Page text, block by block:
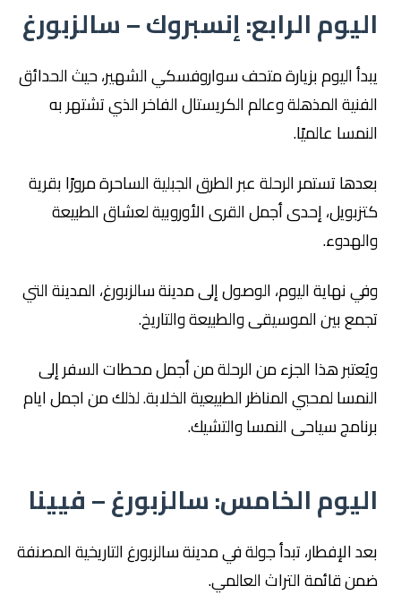
اليوم الرابع: إنسبروك – سالزبورغ
يبدأ اليوم بزيارة متحف سواروفسكي الشهير، حيث الحدائق
الفنية المذهلة وعالم الكريستال الفاخر الذي تشتهر به
النمسا عالميًا.
بعدها تستمر الرحلة عبر الطرق الجبلية الساحرة مرورًا بقرية
كتزبويل، إحدى أجمل القرى الأوروبية لعشاق الطبيعة
والهدوء.
وفي نهاية اليوم، الوصول إلى مدينة سالزبورغ، المدينة التي
تجمع بين الموسيقى والطبيعة والتاريخ.
ويُعتبر هذا الجزء من الرحلة من أجمل محطات السفر إلى
النمسا لمحبي المناظر الطبيعية الخلابة. لذلك من اجمل ايام
برنامج سياحى النمسا والتشيك.
اليوم الخامس: سالزبورغ – فيينا
بعد الإفطار، تبدأ جولة في مدينة سالزبورغ التاريخية المصنفة
ضمن قائمة التراث العالمي.